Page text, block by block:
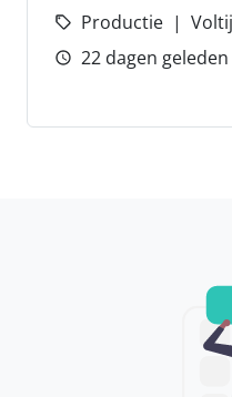
Productie
22 dagen geleden